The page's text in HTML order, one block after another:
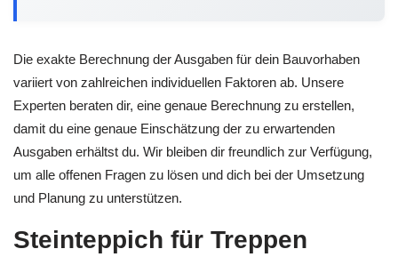
Die exakte Berechnung der Ausgaben für dein Bauvorhaben
variiert von zahlreichen individuellen Faktoren ab. Unsere
Experten beraten dir, eine genaue Berechnung zu erstellen,
damit du eine genaue Einschätzung der zu erwartenden
Ausgaben erhältst du. Wir bleiben dir freundlich zur Verfügung,
um alle offenen Fragen zu lösen und dich bei der Umsetzung
und Planung zu unterstützen.
Steinteppich für Treppen